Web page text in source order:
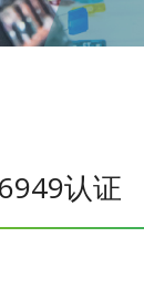
认证